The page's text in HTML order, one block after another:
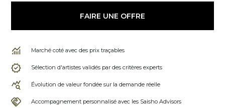
FAIRE UNE OFFRE
Marché coté avec des prix traçables
Sélection d'artistes validés par des critères experts
Évolution de valeur fondée sur la demande réelle
Accompagnement personnalisé avec les Saisho Advisors